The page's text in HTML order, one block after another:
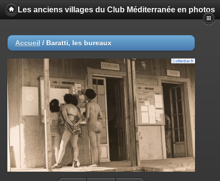
Les anciens villages du Club Méditerranée en photos
Accueil / Baratti, les bureaux